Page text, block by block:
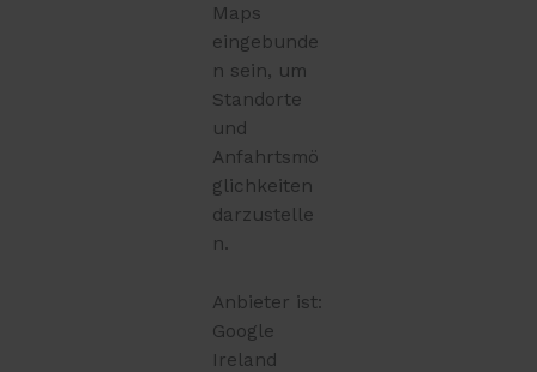
Maps
eingebunde
n sein, um
Standorte
und
Anfahrtsmö
glichkeiten
darzustelle
n.
Anbieter ist:
Google
Ireland